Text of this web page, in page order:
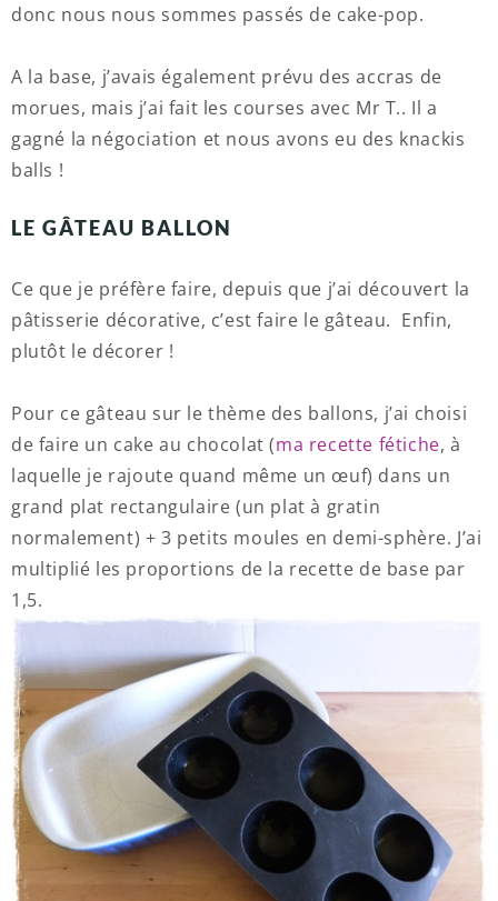
donc nous nous sommes passés de cake-pop.
A la base, j’avais également prévu des accras de
morues, mais j’ai fait les courses avec Mr T.. Il a
gagné la négociation et nous avons eu des knackis
balls !
LE GÂTEAU BALLON
Ce que je préfère faire, depuis que j’ai découvert la
pâtisserie décorative, c’est faire le gâteau. Enfin,
plutôt le décorer !
Pour ce gâteau sur le thème des ballons, j’ai choisi
de faire un cake au chocolat (ma recette fétiche, à
laquelle je rajoute quand même un œuf) dans un
grand plat rectangulaire (un plat à gratin
normalement) + 3 petits moules en demi-sphère. J’ai
multiplié les proportions de la recette de base par
1,5.